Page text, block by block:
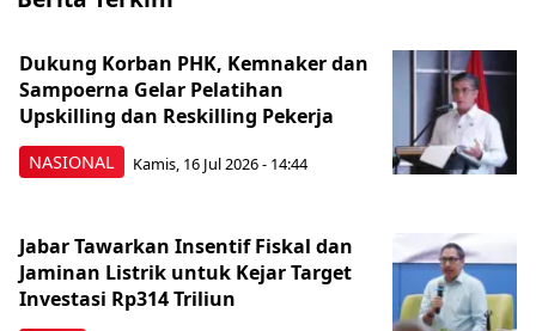
NASIONAL
Dukung Korban PHK, Kemnaker dan
Sampoerna Gelar Pelatihan
Upskilling dan Reskilling Pekerja
Kamis, 16 Jul 2026 - 14:44
Jabar Tawarkan Insentif Fiskal dan
Jaminan Listrik untuk Kejar Target
Investasi Rp314 Triliun